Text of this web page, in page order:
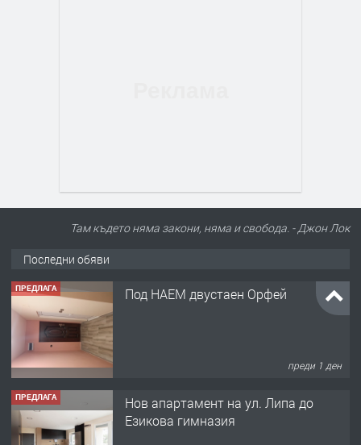
Там където няма закони, няма и свобода. - Джон Лок
Последни обяви
ПРЕДЛАГА Под НАЕМ двустаен Орфей
преди 1 ден
ПРЕДЛАГА
Нов апартамент на ул. Липа до
Езикова гимназия